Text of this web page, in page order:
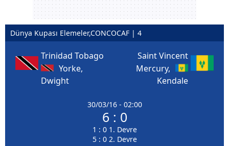
Dünya Kupası Elemeler,CONCOCAF | 4
Trinidad Tobago
Yorke,
Dwight
30/03/16 - 02:00
6 : 0
1 : 0 1. Devre
5 : 0 2. Devre
Saint Vincent
Mercury,
Kendale